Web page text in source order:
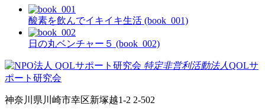
酸素を飲んでイキイキ生活 (book_001)
日の丸ベンチャー５ (book_002)
特定非営利活動法人QOLサ
ポート研究会
神奈川県川崎市幸区新塚越1-2 2-502